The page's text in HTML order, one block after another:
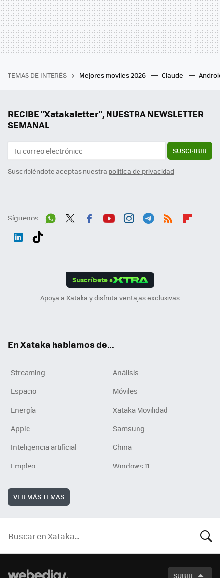
TEMAS DE INTERÉS Mejores moviles 2026 Claude
RECIBE "Xatakaletter", NUESTRA NEWSLETTER
SEMANAL
SUSCRIBIR
Suscribiéndote aceptas nuestra política de privacidad
Síguenos
Suscríbete a
Apoya a Xataka y disfruta ventajas exclusivas
En Xataka hablamos de...
Streaming
Análisis
Espacio
Móviles
Energía
Xataka Movilidad
Apple
Samsung
Inteligencia artificial
China
Empleo
Windows 11
VER MÁS TEMAS
SUBIR